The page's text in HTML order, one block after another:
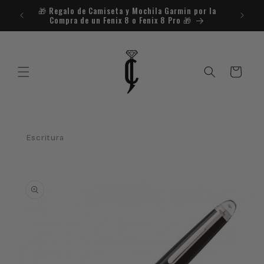
directamente
al contenido
🎁​ Regalo de Camiseta y Mochila Garmin por la
Compra de un Fenix 8 o Fenix 8 Pro 🎁​
Carrito
Escritura
información